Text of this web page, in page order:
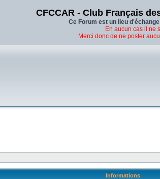
CFCCAR - Club Français
Ce Forum est un lieu
En aucun cas il ne
Merci donc de ne poster
Informations